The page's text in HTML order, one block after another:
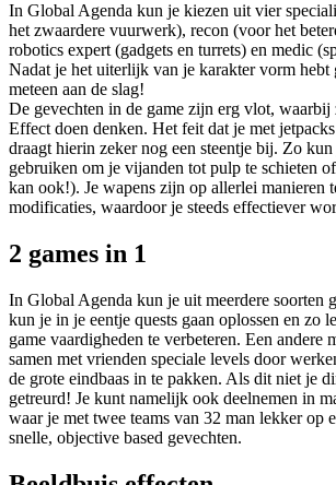
In Global Agenda kun je kiezen uit vier
het zwaardere vuurwerk), recon (voor het
robotics expert (gadgets en turrets) en medic
Nadat je het uiterlijk van je karakter vorm hebt
meteen aan de slag!
De gevechten in de game zijn erg vlot, waarbij
Effect doen denken. Het feit dat je met
draagt hierin zeker nog een steentje bij. Zo
gebruiken om je vijanden tot pulp te schieten
kan ook!). Je wapens zijn op allerlei manieren
modificaties, waardoor je steeds effectiever
2 games in 1
In Global Agenda kun je uit meerdere soorten
kun je in je eentje quests gaan oplossen en zo
game vaardigheden te verbeteren. Een andere
samen met vrienden speciale levels door
de grote eindbaas in te pakken. Als dit niet je
getreurd! Je kunt namelijk ook deelnemen in
waar je met twee teams van 32 man lekker op
snelle, objective based gevechten.